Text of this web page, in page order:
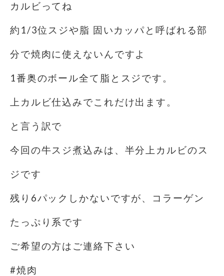
カルビってね
約1/3位スジや脂 固いカッパと呼ばれる部
分で焼肉に使えないんですよ
1番奥のボール全て脂とスジです。
上カルビ仕込みでこれだけ出ます。
と言う訳で
今回の牛スジ煮込みは、半分上カルビのス
ジです
残り6パックしかないですが、コラーゲン
たっぷり系です
ご希望の方はご連絡下さい
#焼肉